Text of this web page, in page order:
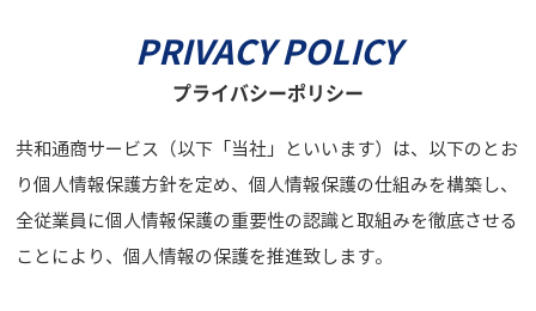
PRIVACY POLICY
プライバシーポリシー
共和通商サービス（以下「当社」といいます）は、以下のとお
り個人情報保護方針を定め、個人情報保護の仕組みを構築し、
全従業員に個人情報保護の重要性の認識と取組みを徹底させる
ことにより、個人情報の保護を推進致します。